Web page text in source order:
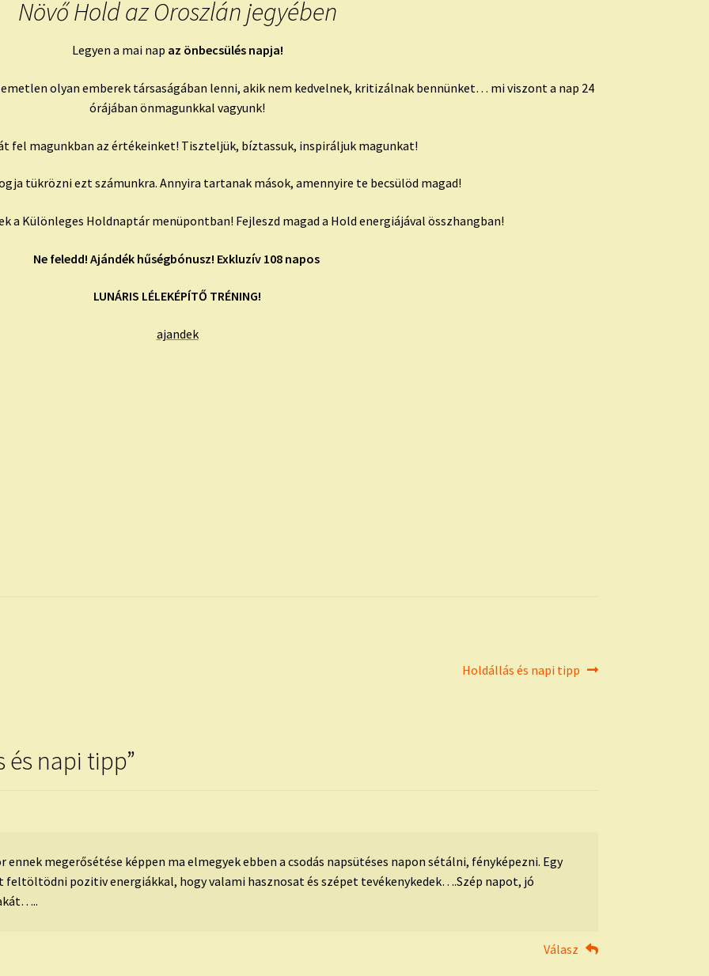
Növő Hold az Oroszlán jegyében
Legyen a mai nap az önbecsülés napja!
olyan emberek társaságában lenni, akik nem kedvelnek, kritizálnak bennünket… mi viszont a nap 24
órájában önmagunkkal vagyunk!
fel magunkban az értékeinket! Tiszteljük, bíztassuk, inspiráljuk magunkat!
tükrözni ezt számunkra. Annyira tartanak mások, amennyire te becsülöd magad!
a Különleges Holdnaptár menüpontban! Fejleszd magad a Hold energiájával összhangban!
Ne feledd! Ajándék hűségbónusz! Exkluzív 108 napos
LUNÁRIS LÉLEKÉPÍTŐ TRÉNING!
ajandek
Next
Holdállás és napi tipp
és napi tipp”
ennek megerősétése képpen ma elmegyek ebben a csodás napsütéses napon sétálni, fényképezni. Egy
feltöltödni pozitiv energiákkal, hogy valami hasznosat és szépet tevékenykedek….Szép napot, jó
Válasz